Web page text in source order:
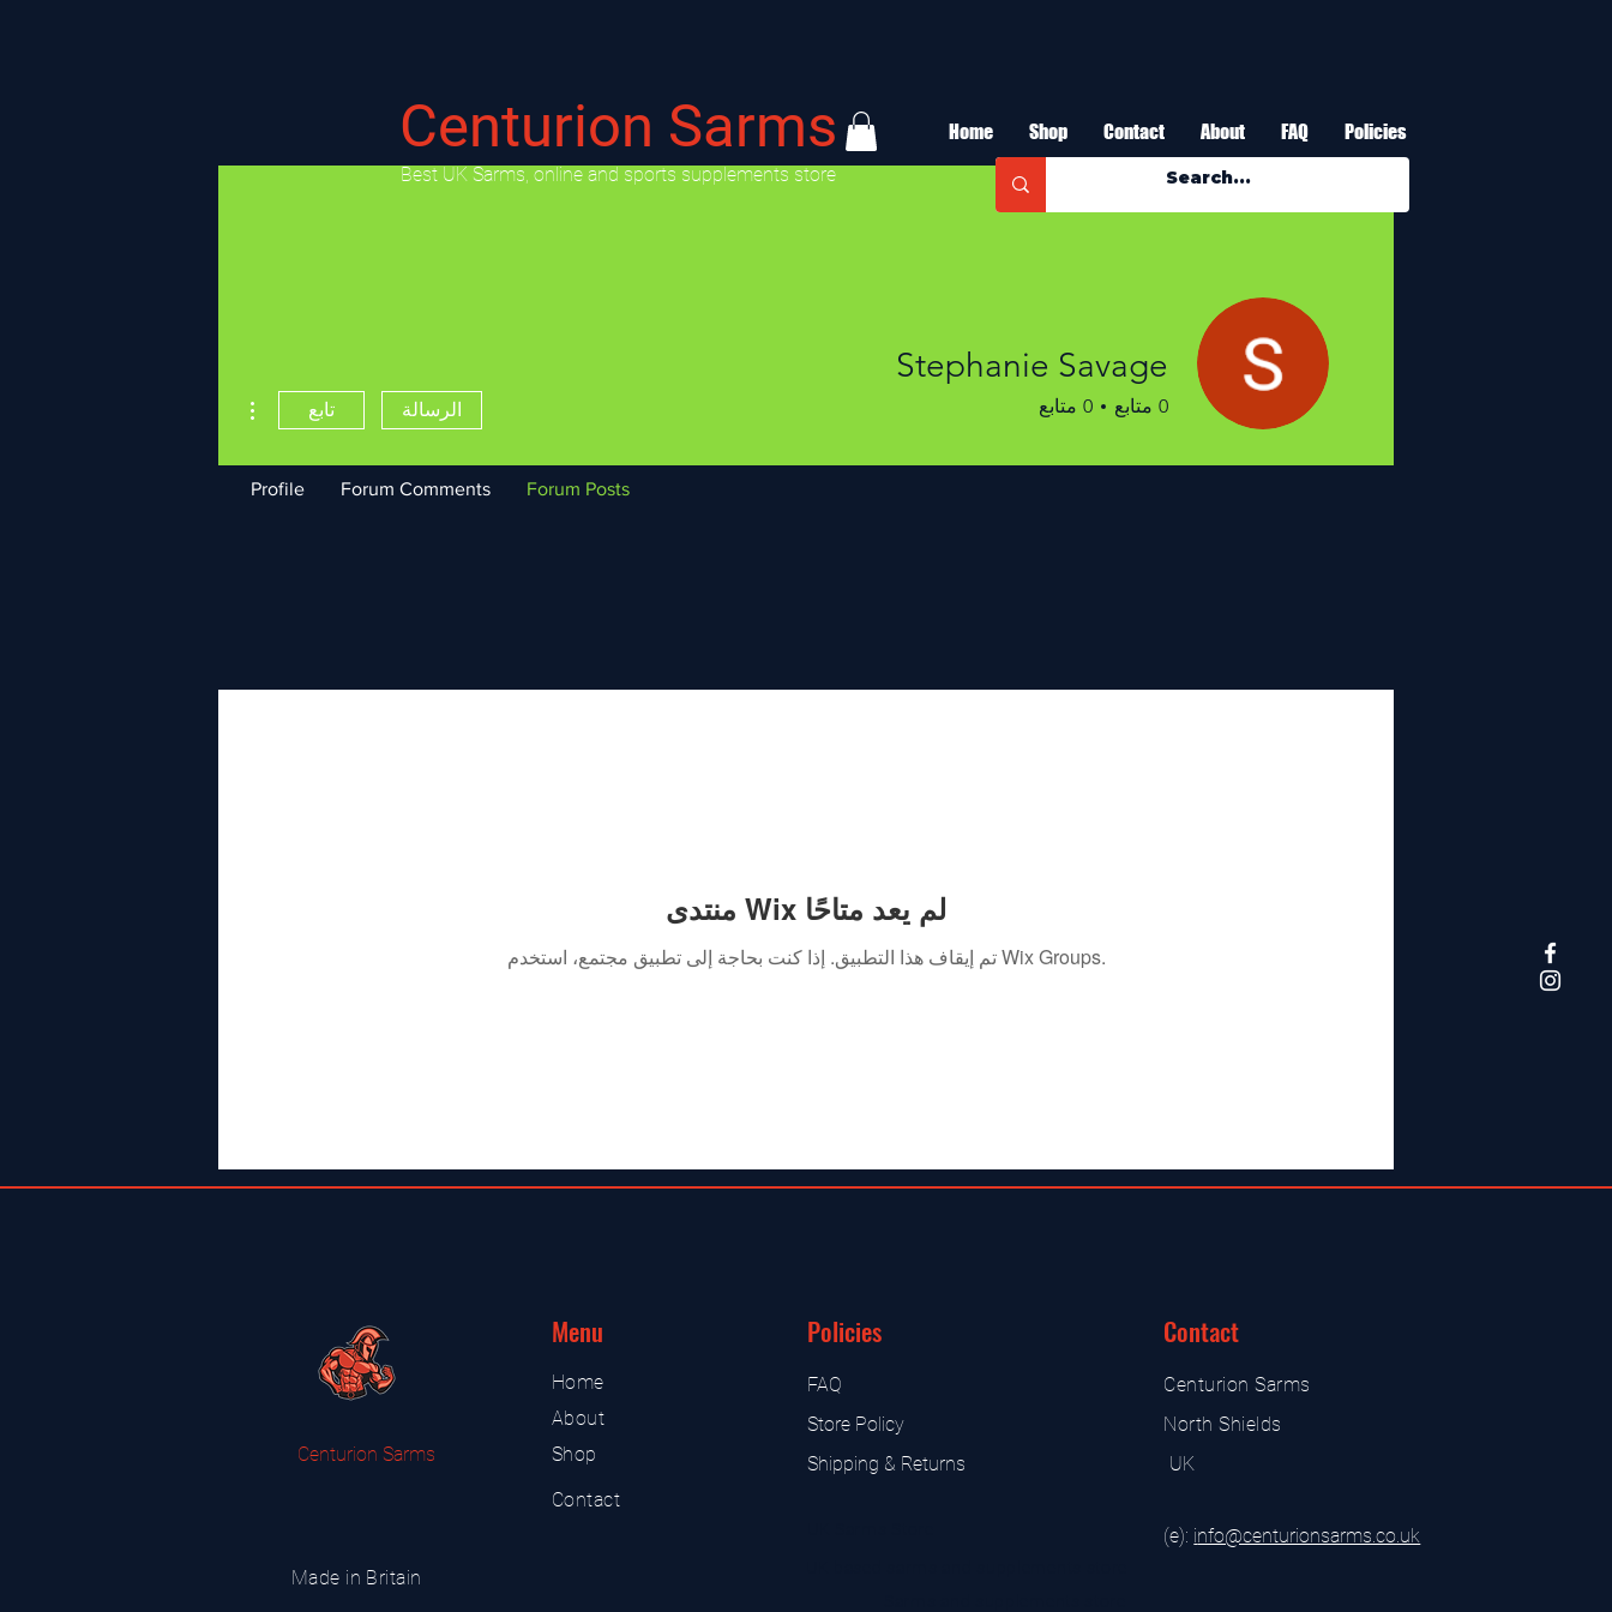
Home Shop Contact About FAQ Policies
Centurion Sarms
​Best UK Sarms, online and sports supplements store
منتدى Wix لم يعد متاحًا
تم إيقاف هذا التطبيق. إذا كنت بحاجة إلى تطبيق مجتمع، استخدم Wix Groups.
Stephanie Savage
0 متابع 0 متابع الرسالة تابع
Profile Forum Comments Forum Posts
Centurion Sarms
Made in Britain
Menu
Home
About
Shop
Contact
Policies
FAQ
Store Policy
Shipping & Returns
Contact
Centurion Sarms
North Shields
UK
(e): info@centurionsarms.co.uk